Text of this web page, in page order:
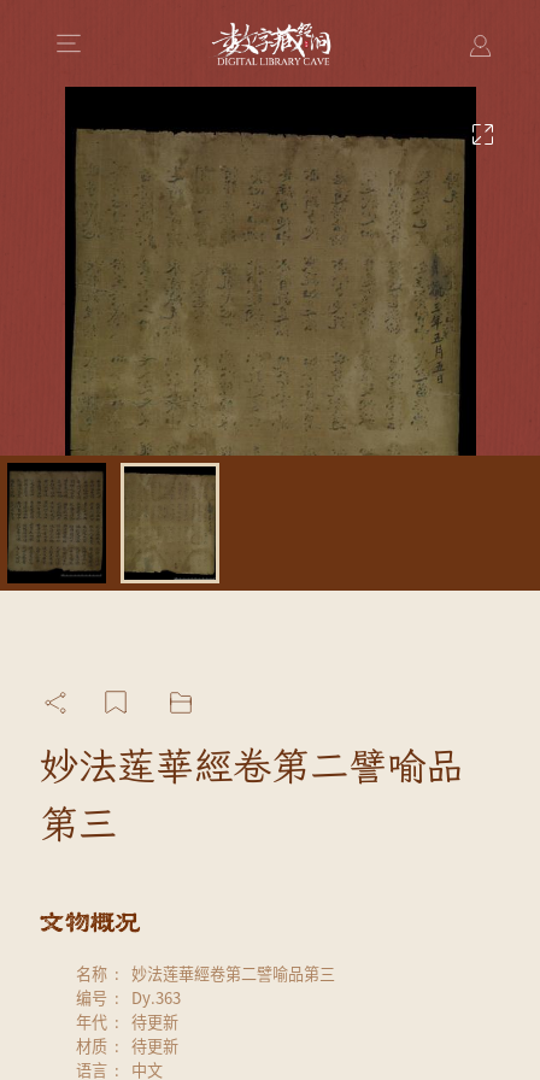
妙法莲華經卷第二譬喻品
第三
名称
妙法莲華經卷第二譬喻品第三
编号
Dy.363
年代
待更新
材质
待更新
语言
中文